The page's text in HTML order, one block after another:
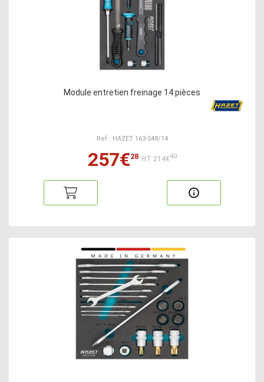
Module entretien freinage 14 pièces
Ref : HAZET 163-548/14
257€28 HT:214€40